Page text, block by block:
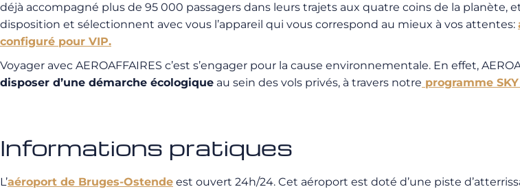
déjà accompagné plus de 95 000 passagers dans leurs trajets aux quatre coins de la planète,
disposition et sélectionnent avec vous l’appareil qui vous correspond au mieux à vos attentes:
configuré pour VIP.
Voyager avec AEROAFFAIRES c’est s’engager pour la cause environnementale. En effet,
disposer d’une démarche écologique au sein des vols privés, à travers notre programme SKY
Informations pratiques
L’aéroport de Bruges-Ostende est ouvert 24h/24. Cet aéroport est doté d’une piste